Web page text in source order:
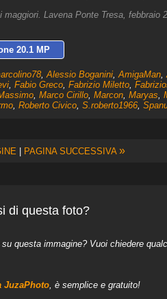
Lavena Ponte Tresa, febbraio
20.1 MP
,Alessio Boganini,AmigaMan,
, Fabio Greco, Fabrizio Miletto,
, Marco Cirillo, Marcon, Maryas,
, Roberto Civico, S.roberto1966,
PAGINA SUCCESSIVA »
di questa foto?
questa immagine? Vuoi chiedere
JuzaPhoto, è semplice e gratuito!